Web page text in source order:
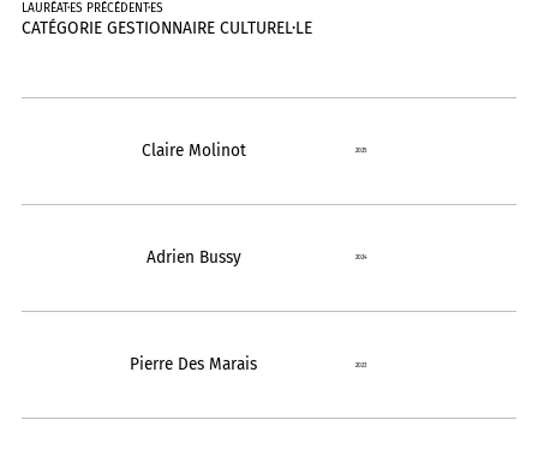
LAURÉAT·ES PRÉCÉDENT·ES
CATÉGORIE GESTIONNAIRE CULTUREL·LE
Claire Molinot 2025
Adrien Bussy 2024
Pierre Des Marais 2023